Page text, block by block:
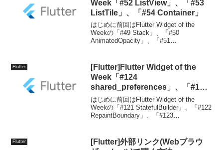
Week「#52 ListView」、「#53
ListTile」、「#54 Container」
はじめに前回はFlutter Widget of the
Weekの「#49 Stack」、「#50
AnimatedOpacity」、「#51
Flutter
[Flutter]Flutter Widget of the
Week「#124
shared_preferences」、「#125
FocusableActionDetector」、
「#126 mason」
はじめに前回はFlutter Widget of the
Weekの「#121 StatefulBuilder」、「#122
RepaintBoundary」、「#123
Flutter
[Flutter]外部リンク(Webブラウ